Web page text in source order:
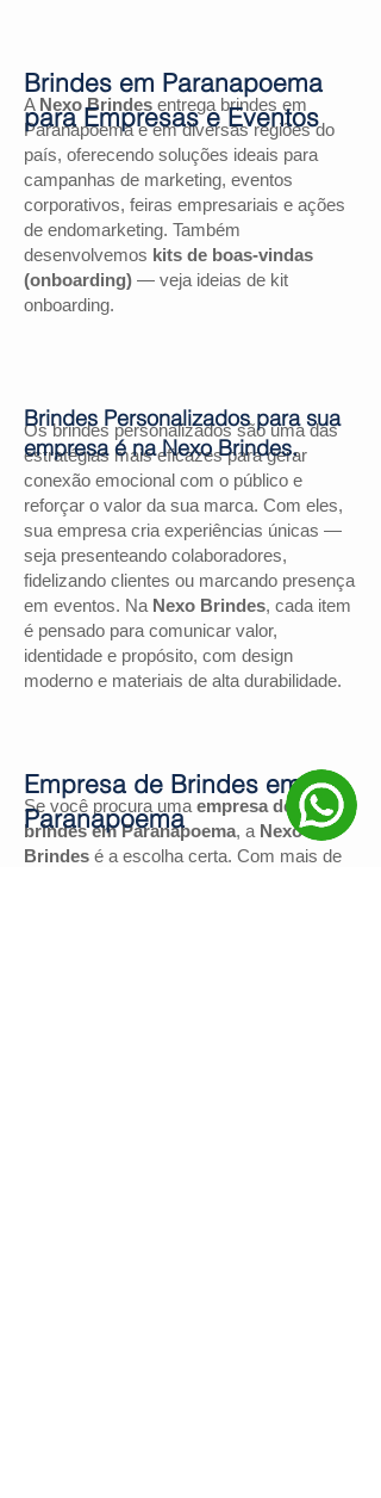
A Nexo Brindes entrega brindes em
Paranapoema e em diversas regiões do
país, oferecendo soluções ideais para
campanhas de marketing, eventos
corporativos, feiras empresariais e ações
de endomarketing. Também
desenvolvemos kits de boas-vindas
(onboarding) — veja ideias de kit
onboarding.
Os brindes personalizados são uma das
estratégias mais eficazes para gerar
conexão emocional com o público e
reforçar o valor da sua marca. Com eles,
sua empresa cria experiências únicas —
seja presenteando colaboradores,
fidelizando clientes ou marcando presença
em eventos. Na Nexo Brindes, cada item
é pensado para comunicar valor,
identidade e propósito, com design
moderno e materiais de alta durabilidade.
Se você procura uma empresa de
brindes em Paranapoema, a Nexo
Brindes é a escolha certa. Com mais de
Brindes em Paranapoema
para Empresas e Eventos
Brindes Personalizados para sua
empresa é na Nexo Brindes.
Empresa de Brindes em
Paranapoema